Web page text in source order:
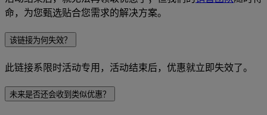
命，为您甄选贴合您需求的解决方案。
该链接为何失效？
此链接系限时活动专用，活动结束后，优惠就立即失效了。
未来是否还会收到类似优惠？